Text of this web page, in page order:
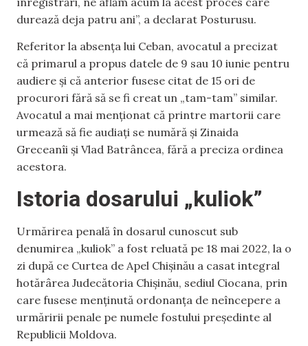
durează deja patru ani”, a declarat Posturusu.
Referitor la absența lui Ceban, avocatul a precizat
că primarul a propus datele de 9 sau 10 iunie pentru
audiere și că anterior fusese citat de 15 ori de
procurori fără să se fi creat un „tam-tam” similar.
Avocatul a mai menționat că printre martorii care
urmează să fie audiați se numără și Zinaida
Greceanîi și Vlad Batrâncea, fără a preciza ordinea
acestora.
Istoria dosarului „kuliok”
Urmărirea penală în dosarul cunoscut sub
denumirea „kuliok” a fost reluată pe 18 mai 2022, la o
zi după ce Curtea de Apel Chișinău a casat integral
hotărârea Judecătoria Chișinău, sediul Ciocana, prin
care fusese menținută ordonanța de neîncepere a
urmăririi penale pe numele fostului președinte al
Republicii Moldova.